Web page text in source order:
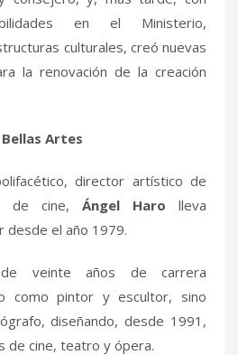
en el Ministerio,
culturales, creó nuevas
la renovación de la creación
Artes
director artístico de
de cine, Ángel Haro lleva
desde el año 1979.
veinte años de carrera
como pintor y escultor, sino
diseñando, desde 1991,
de cine, teatro y ópera.